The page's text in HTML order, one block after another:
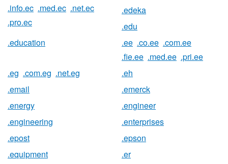
.info.ec .med.ec .net.ec
.pro.ec
.edeka
.edu
.education
.ee .co.ee .com.ee
.fie.ee .med.ee .pri.ee
.eg .com.eg .net.eg
.eh
.email
.emerck
.energy
.engineer
.engineering
.enterprises
.epost
.epson
.equipment
.er